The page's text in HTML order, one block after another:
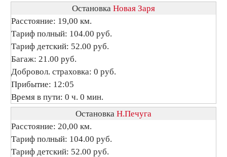
Остановка Новая Заря
Расстояние: 19,00 км.
Тариф полный: 104.00 руб.
Тариф детский: 52.00 руб.
Багаж: 21.00 руб.
Добровол. страховка: 0 руб.
Прибытие: 12:05
Время в пути: 0 ч. 0 мин.
Остановка Н.Печуга
Расстояние: 20,00 км.
Тариф полный: 104.00 руб.
Тариф детский: 52.00 руб.